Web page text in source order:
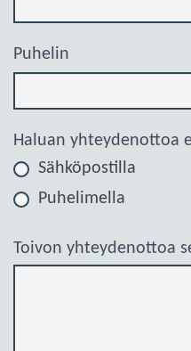
Puhelin
Haluan yhteydenottoa
Sähköpostilla
Puhelimella
Toivon yhteydenottoa